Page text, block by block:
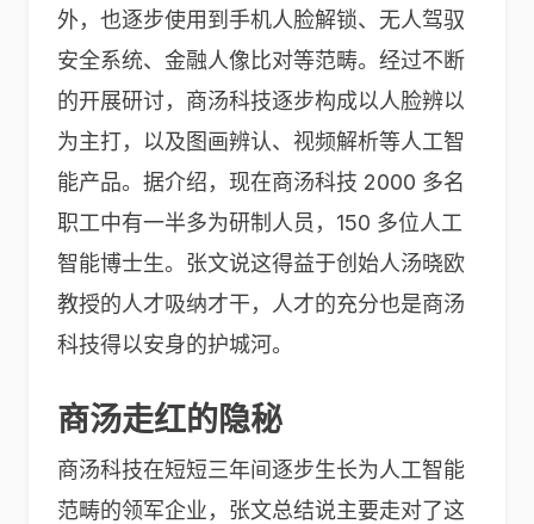
外，也逐步使用到手机人脸解锁、无人驾驭
安全系统、金融人像比对等范畴。经过不断
的开展研讨，商汤科技逐步构成以人脸辨以
为主打，以及图画辨认、视频解析等人工智
能产品。据介绍，现在商汤科技 2000 多名
职工中有一半多为研制人员，150 多位人工
智能博士生。张文说这得益于创始人汤晓欧
教授的人才吸纳才干，人才的充分也是商汤
科技得以安身的护城河。
商汤走红的隐秘
商汤科技在短短三年间逐步生长为人工智能
范畴的领军企业，张文总结说主要走对了这